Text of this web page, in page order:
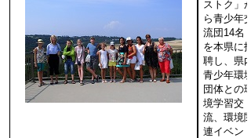
ストク」か
ら青少年交
流団14名
を本県に招
聘し、県内
青少年環境
団体との環
境学習交
流、環境関
連イベント